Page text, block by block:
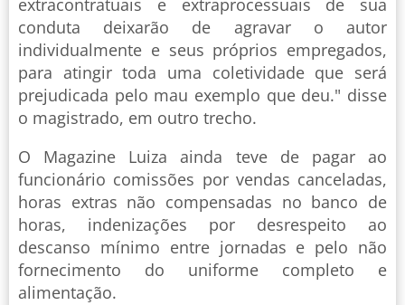
extracontratuais e extraprocessuais de sua
conduta deixarão de agravar o autor
individualmente e seus próprios empregados,
para atingir toda uma coletividade que será
prejudicada pelo mau exemplo que deu." disse
o magistrado, em outro trecho.
O Magazine Luiza ainda teve de pagar ao
funcionário comissões por vendas canceladas,
horas extras não compensadas no banco de
horas, indenizações por desrespeito ao
descanso mínimo entre jornadas e pelo não
fornecimento do uniforme completo e
alimentação.